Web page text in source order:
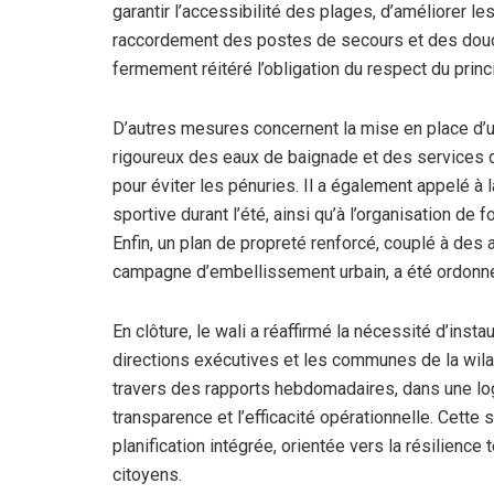
garantir l’accessibilité des plages, d’améliorer
raccordement des postes de secours et des
fermement réitéré l’obligation du respect du
D’autres mesures concernent la mise en place
rigoureux des eaux de baignade et des
pour éviter les pénuries. Il a également appelé
sportive durant l’été, ainsi qu’à l’organisation
Enfin, un plan de propreté renforcé, couplé à
campagne d’embellissement urbain, a été
En clôture, le wali a réaffirmé la nécessité
directions exécutives et les communes de la
travers des rapports hebdomadaires, dans une
transparence et l’efficacité opérationnelle.
planification intégrée, orientée vers la résilience
citoyens.